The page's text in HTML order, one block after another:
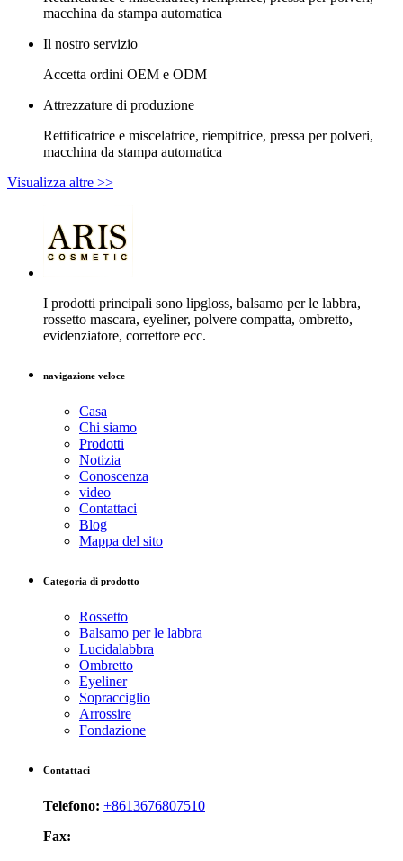
macchina da stampa automatica
Il nostro servizio
Accetta ordini OEM e ODM
Attrezzature di produzione
Rettificatrice e miscelatrice, riempitrice, pressa per polveri,
macchina da stampa automatica
Visualizza altre >>
I prodotti principali sono lipgloss, balsamo per le labbra,
rossetto mascara, eyeliner, polvere compatta, ombretto,
evidenziatore, correttore ecc.
navigazione veloce
Casa
Chi siamo
Prodotti
Notizia
Conoscenza
video
Contattaci
Blog
Mappa del sito
Categoria di prodotto
Rossetto
Balsamo per le labbra
Lucidalabbra
Ombretto
Eyeliner
Sopracciglio
Arrossire
Fondazione
Contattaci
Telefono: +8613676807510
Fax: